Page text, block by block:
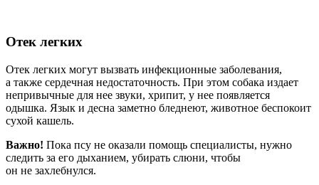
Отек легких
Отек легких могут вызвать инфекционные заболевания,
а также сердечная недостаточность. При этом собака издает
непривычные для нее звуки, хрипит, у нее появляется
одышка. Язык и десна заметно бледнеют, животное беспокоит
сухой кашель.
Важно! Пока псу не оказали помощь специалисты, нужно
следить за его дыханием, убирать слюни, чтобы
он не захлебнулся.